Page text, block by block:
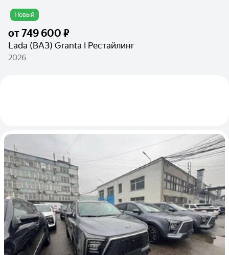
Новый
от749 600 ₽
Lada (ВАЗ) Granta I Рестайлинг
2026